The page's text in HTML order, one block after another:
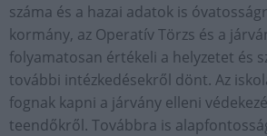
száma és a hazai adatok is
kormány, az Operatív Törzs és a
folyamatosan értékeli a helyzetet és
további intézkedésekről dönt. Az
fognak kapni a járvány elleni
teendőkről. Továbbra is